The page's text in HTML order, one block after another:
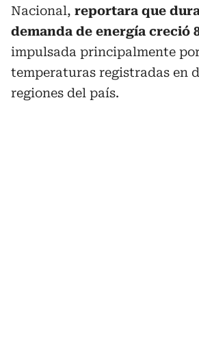
Nacional, reportara que
demanda de energía creció
impulsada principalmente
temperaturas registradas en
regiones del país.